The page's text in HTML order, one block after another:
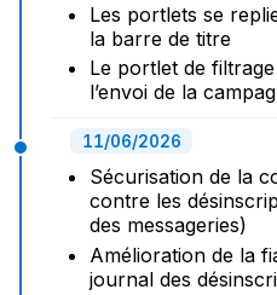
Les portlets se
la barre de titre
Le portlet de
l’envoi de la
11/06/2026
Sécurisation de la
contre les
des messageries)
Amélioration de la
journal des